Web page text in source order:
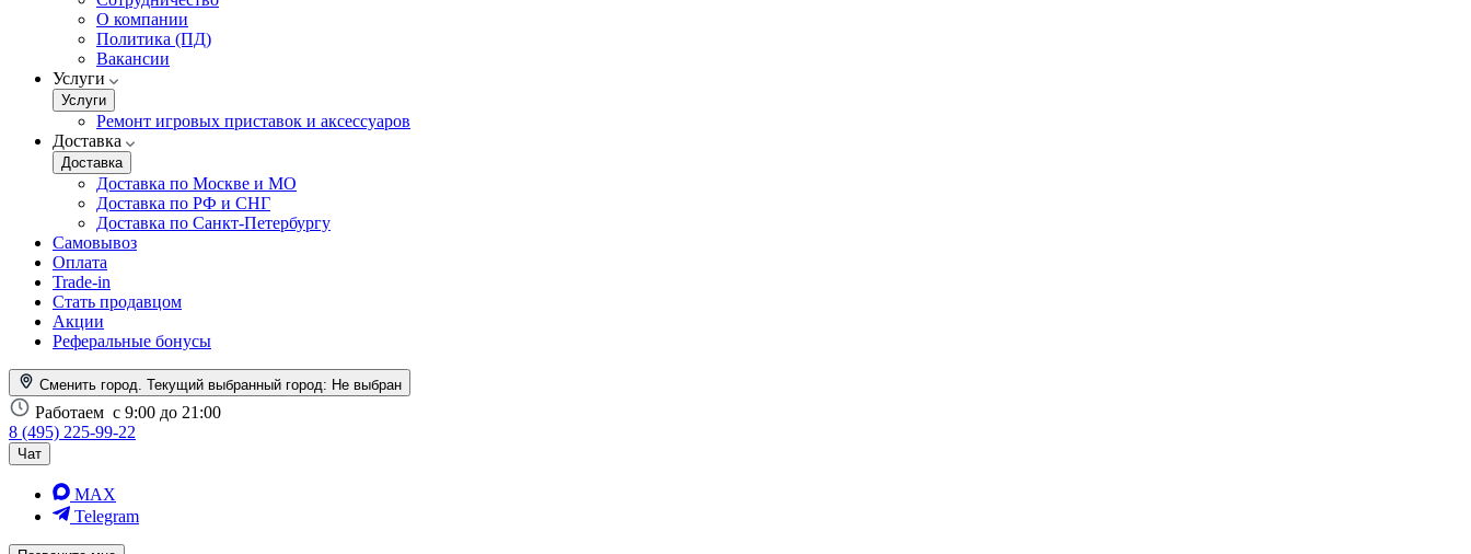
О компании
Политика (ПД)
Вакансии
Услуги
Услуги
Ремонт игровых приставок и аксессуаров
Доставка
Доставка
Доставка по Москве и МО
Доставка по РФ и СНГ
Доставка по Санкт-Петербургу
Самовывоз
Оплата
Trade-in
Стать продавцом
Акции
Реферальные бонусы
Сменить город. Текущий выбранный город: Не выбран
Работаем с 9:00 до 21:00
8 (495) 225-99-22
Чат
MAX
Telegram